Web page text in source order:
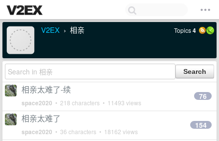
V2EX › 相亲 Topics4
相亲太难了-续
space2020 • 218 characters • 11493 views
76
相亲太难了
space2020 • 36 characters • 18162 views
154